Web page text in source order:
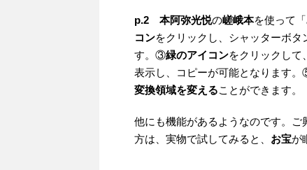
p.2 本阿弥光悦の嵯峨本を使って
コンをクリックし、シャッターボ
す。③緑のアイコンをクリックし
表示し、コピーが可能となります
変換領域を変えることができます。
他にも機能があるようなのです。ご
方は、実物で試してみると、 お宝が